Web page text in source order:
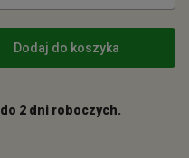
Dodaj do koszyka
do 2 dni roboczych.